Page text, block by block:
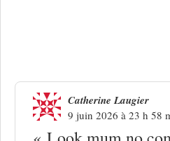
Catherine Laugier
9 juin 2026 à 23 h 58